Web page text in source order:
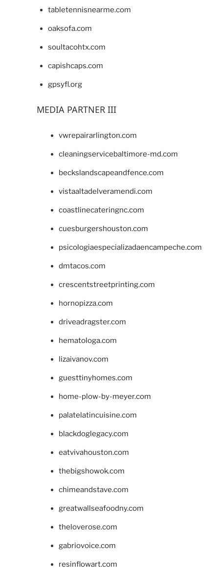
tabletennisnearme.com
oaksofa.com
soultacohtx.com
capishcaps.com
gpsyfl.org
MEDIA PARTNER III
vwrepairarlington.com
cleaningservicebaltimore-md.com
beckslandscapeandfence.com
vistaaltadelveramendi.com
coastlinecateringnc.com
cuesburgershouston.com
psicologiaespecializadaencampeche.com
dmtacos.com
crescentstreetprinting.com
hornopizza.com
driveadragster.com
hematologa.com
lizaivanov.com
guesttinyhomes.com
home-plow-by-meyer.com
palatelatincuisine.com
blackdoglegacy.com
eatvivahouston.com
thebigshowok.com
chimeandstave.com
greatwallseafoodny.com
theloverose.com
gabriovoice.com
resinflowart.com